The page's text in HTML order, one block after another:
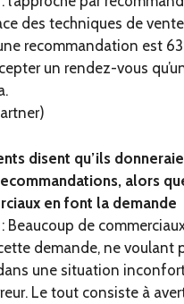
des techniques de
recommandation est
un rendez-vous
disent qu’ils
alors
en font la demande
: Beaucoup de
demande, ne voulant
une situation
Le tout consiste à